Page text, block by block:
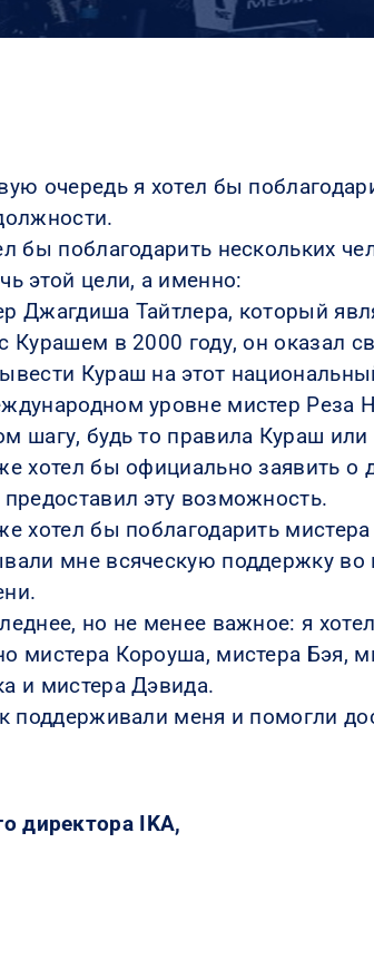
очередь я хотел бы
бы поблагодарить нескольких
этой цели, а именно:
Джагдиша Тайтлера, который
Курашем в 2000 году, он оказал
Кураш на этот
уровне мистер Реза
шагу, будь то правила Кураш
хотел бы официально заявить о
эту возможность.
хотел бы поблагодарить
мне всяческую поддержку во
но не менее важное: я
мистера Короуша, мистера Бэя,
и мистера Дэвида.
поддерживали меня и помогли
директора IKA,